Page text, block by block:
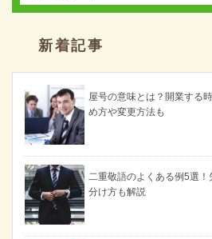
新着記事
屋号の意味とは？開業する
め方や変更方法も
二重敬語のよくある例5選
分け方も解説